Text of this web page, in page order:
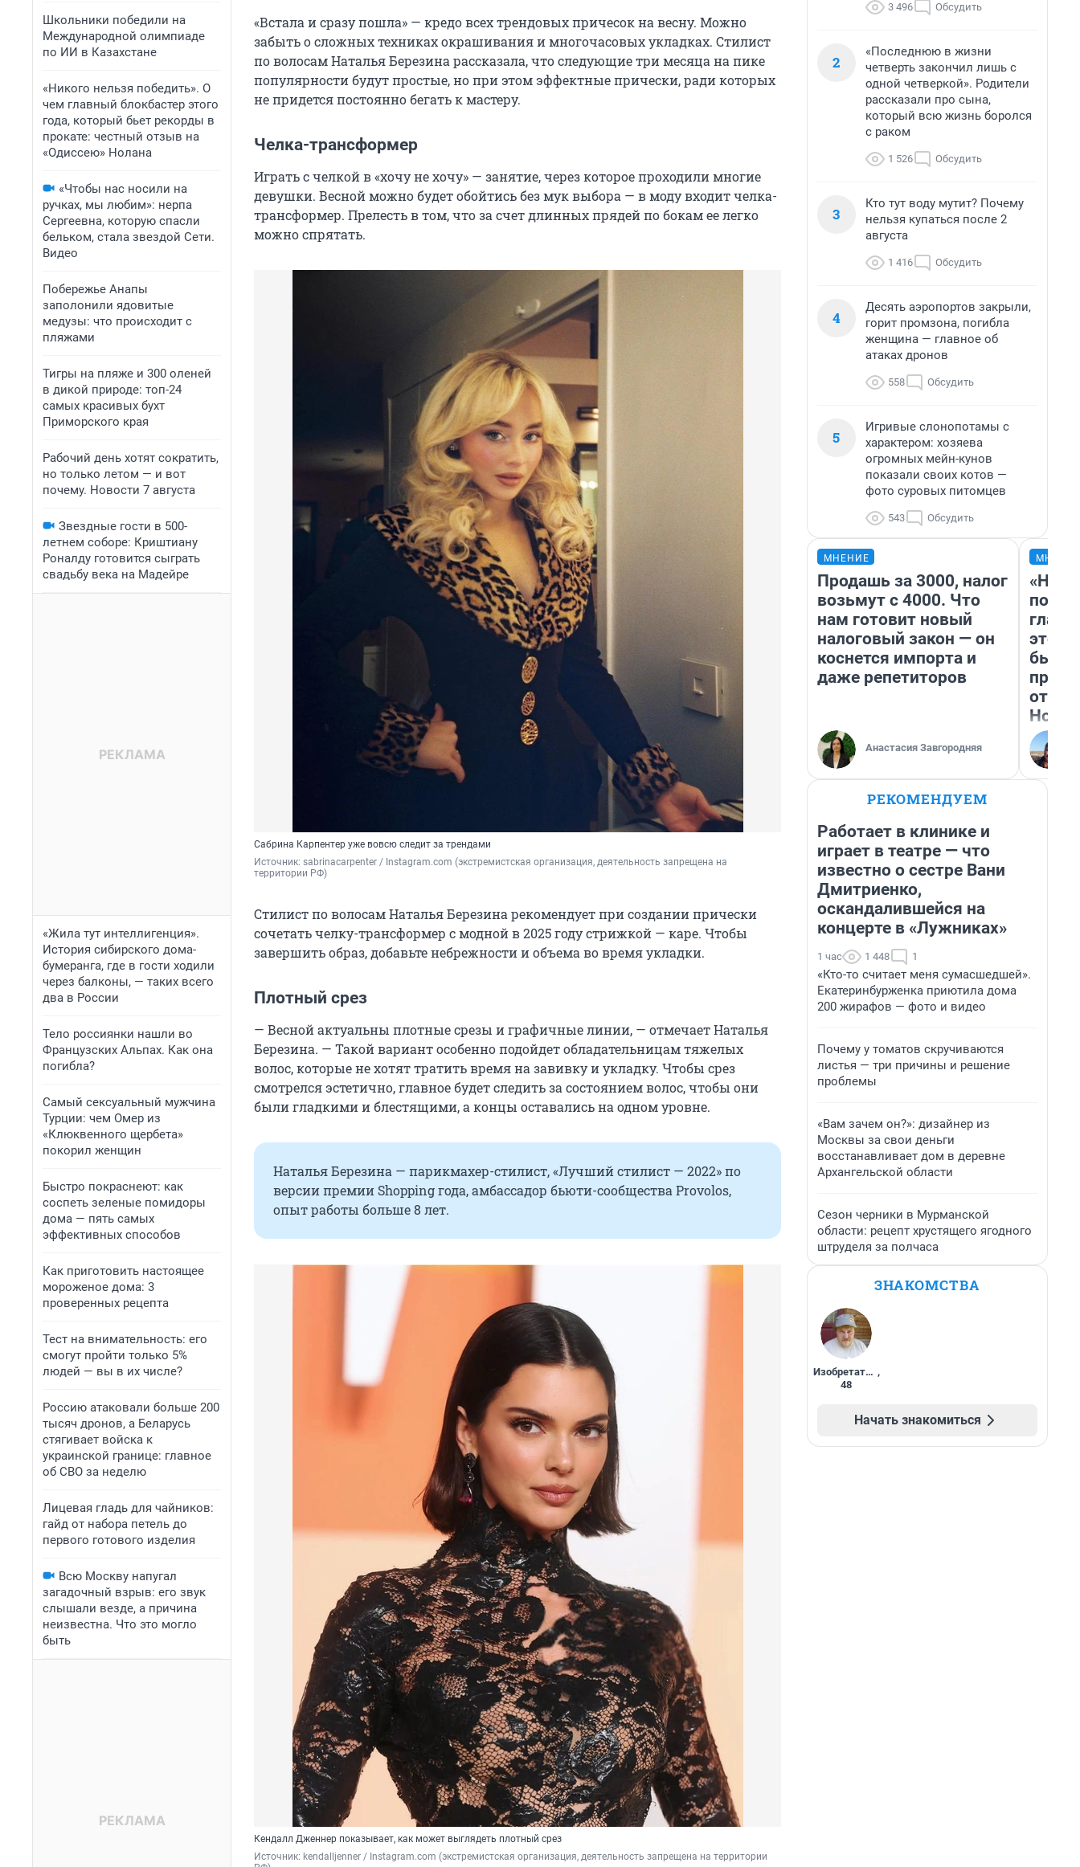
Школьники победили на
Международной олимпиаде
по ИИ в Казахстане
«Никого нельзя победить». О
чем главный блокбастер этого
года, который бьет рекорды в
прокате: честный отзыв на
«Одиссею» Нолана
«Чтобы нас носили на
ручках, мы любим»: нерпа
Сергеевна, которую спасли
бельком, стала звездой Сети.
Видео
Побережье Анапы
заполонили ядовитые
медузы: что происходит с
пляжами
Тигры на пляже и 300 оленей
в дикой природе: топ-24
самых красивых бухт
Приморского края
Рабочий день хотят сократить,
но только летом — и вот
почему. Новости 7 августа
Звездные гости в 500-
летнем соборе: Криштиану
Роналду готовится сыграть
свадьбу века на Мадейре
«Жила тут интеллигенция».
История сибирского дома-
бумеранга, где в гости ходили
через балконы, — таких всего
два в России
Тело россиянки нашли во
Французских Альпах. Как она
погибла?
Самый сексуальный мужчина
Турции: чем Омер из
«Клюквенного щербета»
покорил женщин
Быстро покраснеют: как
соспеть зеленые помидоры
дома — пять самых
эффективных способов
Как приготовить настоящее
мороженое дома: 3
проверенных рецепта
Тест на внимательность: его
смогут пройти только 5%
людей — вы в их числе?
Россию атаковали больше 200
тысяч дронов, а Беларусь
стягивает войска к
украинской границе: главное
об СВО за неделю
Лицевая гладь для чайников:
гайд от набора петель до
первого готового изделия
Всю Москву напугал
загадочный взрыв: его звук
слышали везде, а причина
неизвестна. Что это могло
быть
«Встала и сразу пошла» — кредо всех трендовых причесок на весну. Можно
забыть о сложных техниках окрашивания и многочасовых укладках. Стилист
по волосам Наталья Березина рассказала, что следующие три месяца на пике
популярности будут простые, но при этом эффектные прически, ради которых
не придется постоянно бегать к мастеру.
Челка-трансформер
Играть с челкой в «хочу не хочу» — занятие, через которое проходили многие
девушки. Весной можно будет обойтись без мук выбора — в моду входит челка-
трансформер. Прелесть в том, что за счет длинных прядей по бокам ее легко
можно спрятать.
Сабрина Карпентер уже вовсю следит за трендами
Источник: sabrinacarpenter / Instagram.com (экстремистская организация, деятельность запрещена на
территории РФ)
Стилист по волосам Наталья Березина рекомендует при создании прически
сочетать челку-трансформер с модной в 2025 году стрижкой — каре. Чтобы
завершить образ, добавьте небрежности и объема во время укладки.
Плотный срез
— Весной актуальны плотные срезы и графичные линии, — отмечает Наталья
Березина. — Такой вариант особенно подойдет обладательницам тяжелых
волос, которые не хотят тратить время на завивку и укладку. Чтобы срез
смотрелся эстетично, главное будет следить за состоянием волос, чтобы они
были гладкими и блестящими, а концы оставались на одном уровне.
Наталья Березина — парикмахер-стилист, «Лучшийстилист — 2022» по
версии премии Shopping года, амбассадор бьюти-сообщества Provolos,
опыт работы больше8 лет.
Кендалл Дженнер показывает, как может выглядеть плотный срез
Источник: kendalljenner / Instagram.com (экстремистская организация, деятельность запрещена на территории
3 496 Обсудить
2
«Последнюю в жизни
четверть закончил лишь с
одной четверкой». Родители
рассказали про сына,
который всю жизнь боролся
с раком
1 526 Обсудить
3
Кто тут воду мутит? Почему
нельзя купаться после 2
августа
1 416 Обсудить
4
Десять аэропортов закрыли,
горит промзона, погибла
женщина — главное об
атаках дронов
558 Обсудить
5
Игривые слонопотамы с
характером: хозяева
огромных мейн-кунов
показали своих котов —
фото суровых питомцев
543 Обсудить
МНЕНИЕ
Продашь за 3000, налог
возьмут с 4000. Что
нам готовит новый
налоговый закон — он
коснется импорта и
даже репетиторов
Анастасия Завгородняя
этого
бьет
РЕКОМЕНДУЕМ
Работает в клинике и
играет в театре — что
известно о сестре Вани
Дмитриенко,
оскандалившейся на
концерте в «Лужниках»
1 час 1 448 1
«Кто-то считает меня сумасшедшей».
Екатеринбурженка приютила дома
200 жирафов — фото и видео
Почему у томатов скручиваются
листья — три причины и решение
проблемы
«Вам зачем он?»: дизайнер из
Москвы за свои деньги
восстанавливает дом в деревне
Архангельской области
Сезон черники в Мурманской
области: рецепт хрустящего ягодного
штруделя за полчаса
ЗНАКОМСТВА
Изобретатель ,
48
Начать знакомиться